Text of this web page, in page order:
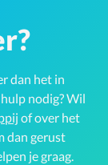
dan het in
nodig? Wil
of over het
dan gerust
je graag.